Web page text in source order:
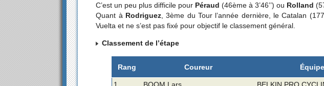
C’est un peu plus difficile pour Péraud (46ème à 3’46’’) ou Rolland
Quant à Rodriguez , 3ème du Tour l’année dernière, le Catalan
Vuelta et ne s’est pas fixé pour objectif le classement général.
Classement de l’étape
Rang Coureur Équipe
1 BOOM Lars BELKIN PRO